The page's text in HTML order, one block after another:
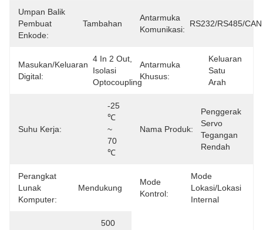
Umpan Balik
Pembuat
Enkode:
Tambahan
Antarmuka
Komunikasi:
RS232/RS485/CAN
Masukan/keluaran
Digital:
4 In 2 Out,
Isolasi
Optocoupling
Antarmuka
Khusus:
Keluaran
Satu
Arah
Suhu Kerja:
-25
℃
~
70
℃
Nama Produk:
Penggerak
Servo
Tegangan
Rendah
Perangkat
Lunak
Komputer:
Mendukung
Mode
Kontrol:
Mode
Lokasi/lokasi
Internal
500